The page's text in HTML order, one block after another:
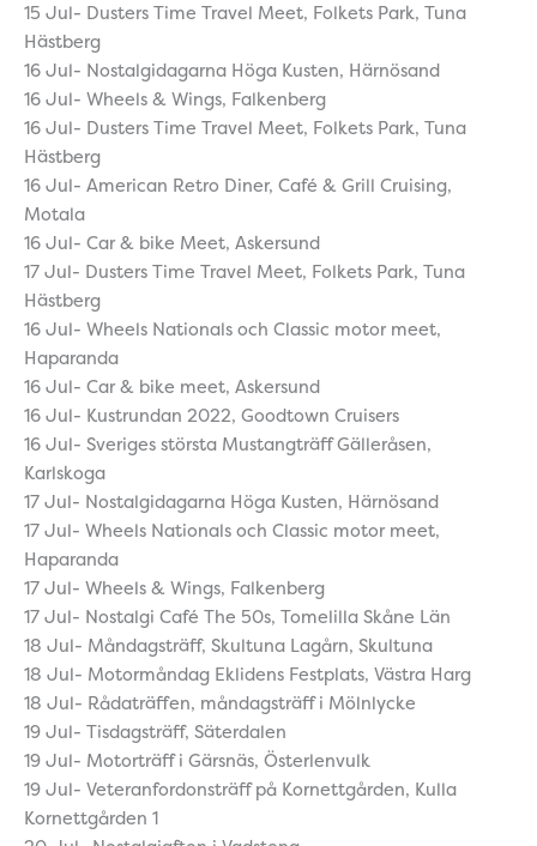
15 Jul- Dusters Time Travel Meet, Folkets Park, Tuna
Hästberg
16 Jul- Nostalgidagarna Höga Kusten, Härnösand
16 Jul- Wheels & Wings, Falkenberg
16 Jul- Dusters Time Travel Meet, Folkets Park, Tuna
Hästberg
16 Jul- American Retro Diner, Café & Grill Cruising,
Motala
16 Jul- Car & bike Meet, Askersund
17 Jul- Dusters Time Travel Meet, Folkets Park, Tuna
Hästberg
16 Jul- Wheels Nationals och Classic motor meet,
Haparanda
16 Jul- Car & bike meet, Askersund
16 Jul- Kustrundan 2022, Goodtown Cruisers
16 Jul- Sveriges största Mustangträff Gälleråsen,
Karlskoga
17 Jul- Nostalgidagarna Höga Kusten, Härnösand
17 Jul- Wheels Nationals och Classic motor meet,
Haparanda
17 Jul- Wheels & Wings, Falkenberg
17 Jul- Nostalgi Café The 50s, Tomelilla Skåne Län
18 Jul- Måndagsträff, Skultuna Lagårn, Skultuna
18 Jul- Motormåndag Eklidens Festplats, Västra Harg
18 Jul- Rådaträffen, måndagsträff i Mölnlycke
19 Jul- Tisdagsträff, Säterdalen
19 Jul- Motorträff i Gärsnäs, Österlenvulk
19 Jul- Veteranfordonsträff på Kornettgården, Kulla
Kornettgården 1